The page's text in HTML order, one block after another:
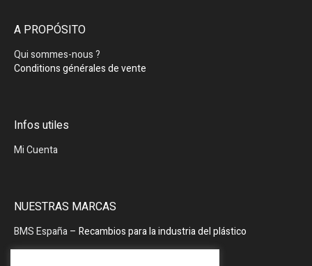
A PROPÓSITO
Qui sommes-nous ?
Conditions générales de vente
Infos utiles
Mi Cuenta
NUESTRAS MARCAS
BMS España– Recambios para la industria del plástico